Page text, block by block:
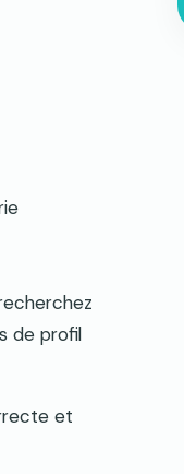
de profil
et